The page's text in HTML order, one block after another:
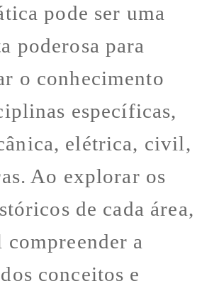
pode ser uma
poderosa para
o conhecimento
específicas,
elétrica, civil,
Ao explorar os
de cada área,
compreender a
conceitos e